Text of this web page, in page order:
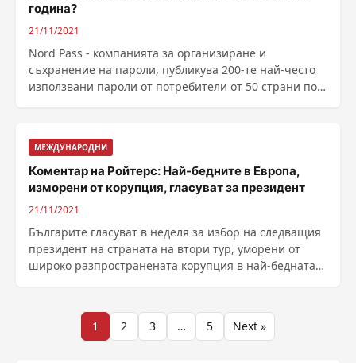
година?
21/11/2021
Nord Pass - компанията за организиране и
съхранение на пароли, публикува 200-те най-често
използвани пароли от потребители от 50 страни по
МЕЖДУНАРОДНИ
Коментар на Ройтерс: Най-бедните в Европа,
изморени от корупция, гласуват за президент
21/11/2021
Българите гласуват в неделя за избор на следващия
президент на страната на втори тур, уморени от
широко разпространената корупция в най-бедната
Разделяне
1 2 3 … 5 Next »